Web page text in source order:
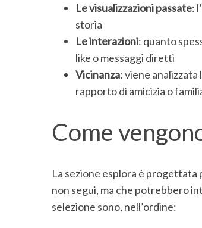
Le visualizzazioni passate:
storia
Le interazioni: quanto
like o messaggi diretti
Vicinanza: viene analizzata
rapporto di amicizia o
Come
La sezione esplora è
non segui, ma che potrebbero
selezione sono, nell’ordine: